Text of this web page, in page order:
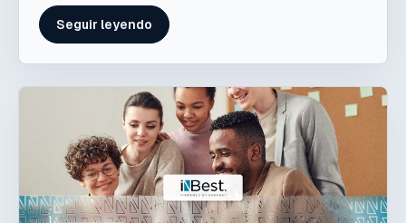
Seguir leyendo